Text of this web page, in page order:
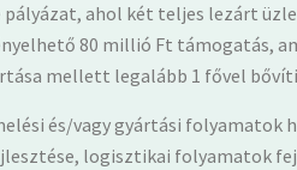
pályázat, ahol két teljes lezárt
80 millió Ft támogatás,
mellett legalább 1 fővel
és/vagy gyártási folyamatok
logisztikai folyamatok